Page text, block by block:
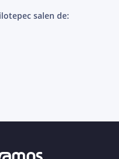
salen de: